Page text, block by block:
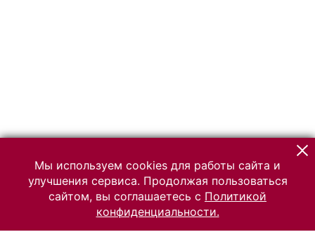
Мы используем cookies для работы сайта и
улучшения сервиса. Продолжая пользоваться
сайтом, вы соглашаетесь с Политикой
конфиденциальности.